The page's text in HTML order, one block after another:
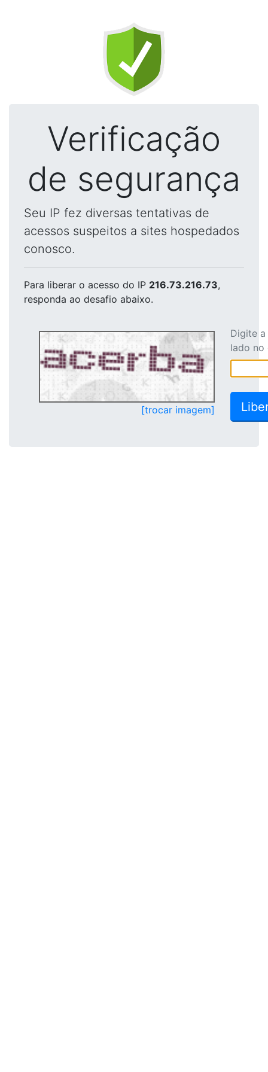
Verificação
de segurança
Seu IP fez diversas tentativas de
acessos suspeitos a sites hospedados
conosco.
Para liberar o acesso do IP 216.73.216.73,
responda ao desafio abaixo.
[trocar imagem]
Digite
lado no